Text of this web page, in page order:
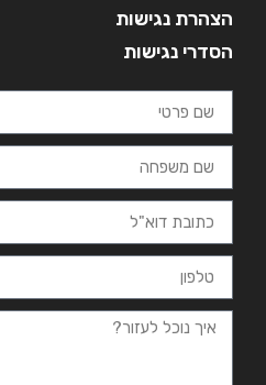
הצהרת נגישות
הסדרי נגישות